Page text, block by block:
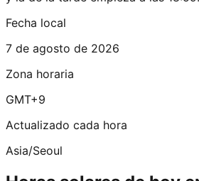
Fecha local
7 de agosto de 2026
Zona horaria
GMT+9
Actualizado cada hora
Asia/Seoul